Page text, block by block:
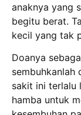
anaknya yang
begitu berat.
kecil yang tak
Doanya
sembuhkanlah
sakit ini terlalu
hamba untuk